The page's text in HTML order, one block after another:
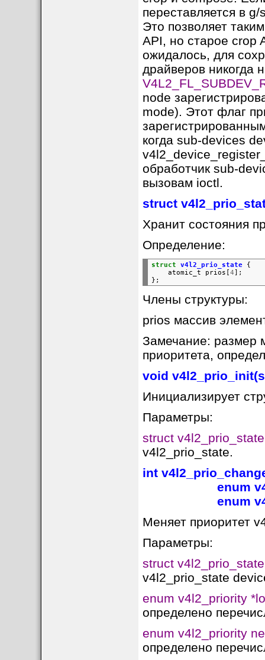
переставляется в
Это позволяет
API, но старое crop
ожидалось, для
драйверов никогда
node
mode). Этот флаг
когда sub-devices
обработчик sub-
вызовам ioctl.
struct
Хранит состояния
Определение:
struct v4l2_prio_state
{
atomic_t
prios[4];
Члены структуры:
prios массив
Замечание: размер
приоритета,
void
Инициализирует
Параметры:
struct
v4l2_prio_state.
int
enum
enum
Меняет приоритет
Параметры:
struct
v4l2_prio_state
enum v4l2_priority
определено
enum v4l2_priority
определено